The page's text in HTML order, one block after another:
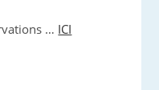
… ICI